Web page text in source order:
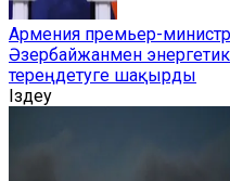
Армения премьер-
Әзербайжанмен
тереңдетуге шақырды
Іздеу